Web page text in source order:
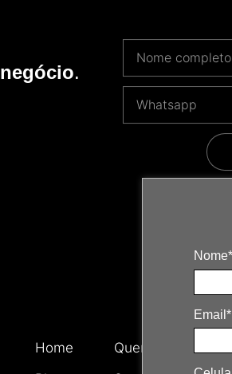
Nome*
Email*
.
Home
Quem somos